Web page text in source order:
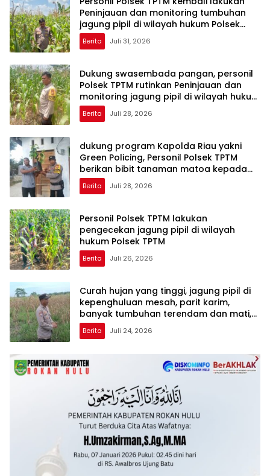
Peninjauan dan monitoring tumbuhan
jagung pipil di wilayah hukum Polsek
TPTM
Berita Juli 31, 2026
Dukung swasembada pangan, personil
Polsek TPTM rutinkan Peninjauan dan
monitoring jagung pipil di wilayah hukum
Polsek TPTM
Berita Juli 28, 2026
dukung program Kapolda Riau yakni
Green Policing, Personil Polsek TPTM
berikan bibit tanaman matoa kepada
masyarakat
Berita Juli 28, 2026
Personil Polsek TPTM lakukan
pengecekan jagung pipil di wilayah
hukum Polsek TPTM
Berita Juli 26, 2026
Curah hujan yang tinggi, jagung pipil di
kepenghuluan mesah, parit karim,
banyak tumbuhan terendam dan mati,
personil TPTM gerak cepat turun
langsung meninjau kelapangan
Berita Juli 24, 2026